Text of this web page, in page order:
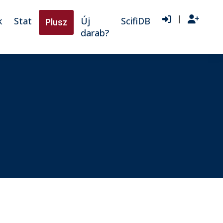
Stat Plusz
Új
darab?
ScifiDB |